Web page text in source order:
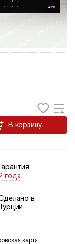
В корзину
2 года
в
Турции
карта